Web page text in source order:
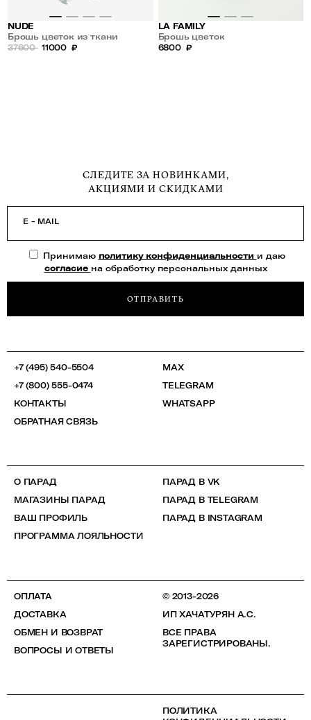
NUDE
Брошь цветок из ткани
37600 11000 ₽
LA FAMILY
Брошь цветок
6800 ₽
СЛЕДИТЕ ЗА НОВИНКАМИ,
АКЦИЯМИ И СКИДКАМИ
E - MAIL
Принимаю политику конфиденциальности и даю
согласие на обработку персональных данных
ОТПРАВИТЬ
+7 (495) 540-5504
+7 (800) 555-0474
КОНТАКТЫ
ОБРАТНАЯ СВЯЗЬ
MAX
TELEGRAM
WHATSAPP
О ПАРАД
МАГАЗИНЫ ПАРАД
ВАШ ПРОФИЛЬ
ПРОГРАММА ЛОЯЛЬНОСТИ
ПАРАД В VK
ПАРАД В TELEGRAM
ПАРАД В INSTAGRAM
ОПЛАТА
ДОСТАВКА
ОБМЕН И ВОЗВРАТ
ВОПРОСЫ И ОТВЕТЫ
© 2013-2026
ИП ХАЧАТУРЯН А.С.
ВСЕ ПРАВА
ЗАРЕГИСТРИРОВАНЫ.
ПОЛИТИКА